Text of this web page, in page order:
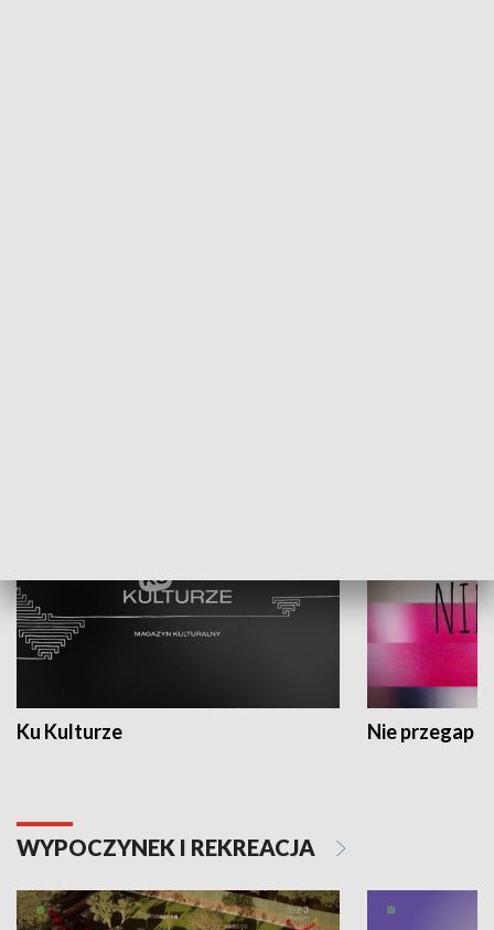
Ku Kulturze Nie przegap
WYPOCZYNEK I REKREACJA